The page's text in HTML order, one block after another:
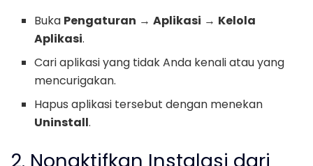
Buka Pengaturan →Aplikasi → Kelola
Aplikasi.
Cari aplikasi yang tidak Anda kenali atau yang
mencurigakan.
Hapus aplikasi tersebut dengan menekan
Uninstall.